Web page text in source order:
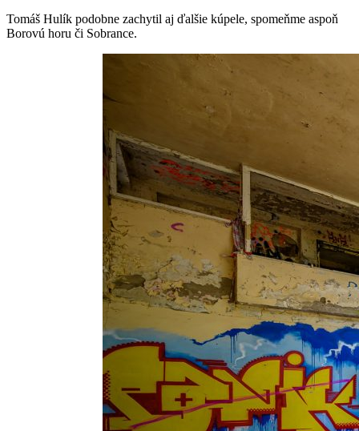
Tomáš Hulík podobne zachytil aj ďalšie kúpele, spomeňme aspoň
Borovú horu či Sobrance.